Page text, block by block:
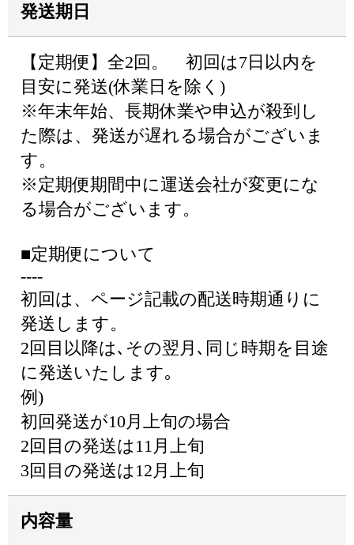
発送期日
【定期便】全2回。 初回は7日以内を
目安に発送(休業日を除く)
※年末年始、長期休業や申込が殺到し
た際は、発送が遅れる場合がございま
す。
※定期便期間中に運送会社が変更にな
る場合がございます。
■定期便について
----
初回は、ページ記載の配送時期通りに
発送します。
2回目以降は､その翌月､同じ時期を目途
に発送いたします｡
例)
初回発送が10月上旬の場合
2回目の発送は11月上旬
3回目の発送は12月上旬
内容量